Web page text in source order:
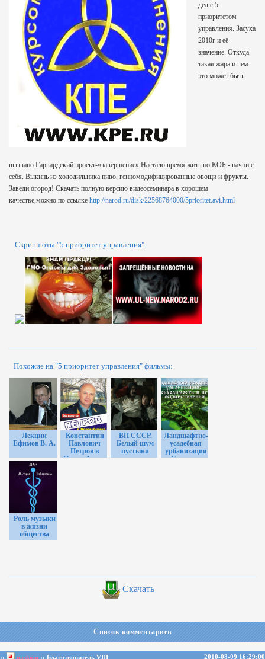
дел с 5
приоритетом
управления. Засуха
2010г и её
значение. Откуда
такая жара и чем
это может быть
вызвано.Гарвардский проект-«завершение».Настало время жить по КОБ - начни с
себя. Выкинь из холодильника пиво, генномодифицированные овощи и фрукты.
Заведи огород! Скачать полную версию видеосеминара в хорошем
качестве,можно по ссылке http://narod.ru/disk/22568764000/5prioritet.avi.html
Скриншоты "5 приоритет управления":
Похожие на "5 приоритет управления" фильмы:
Лекции
Ефимов В. А.
Константин
Павлович
Петров в
Новосибирске.
ВП СССР.
Белый шум
пустыни
Ландшафтно-
усадебная
урбанизация
- Семинар в
Роль музыки
в жизни
общества
Скачать
Список комментариев
:: naskom :: Благотворитель VIII 2010-08-09 16:29:00